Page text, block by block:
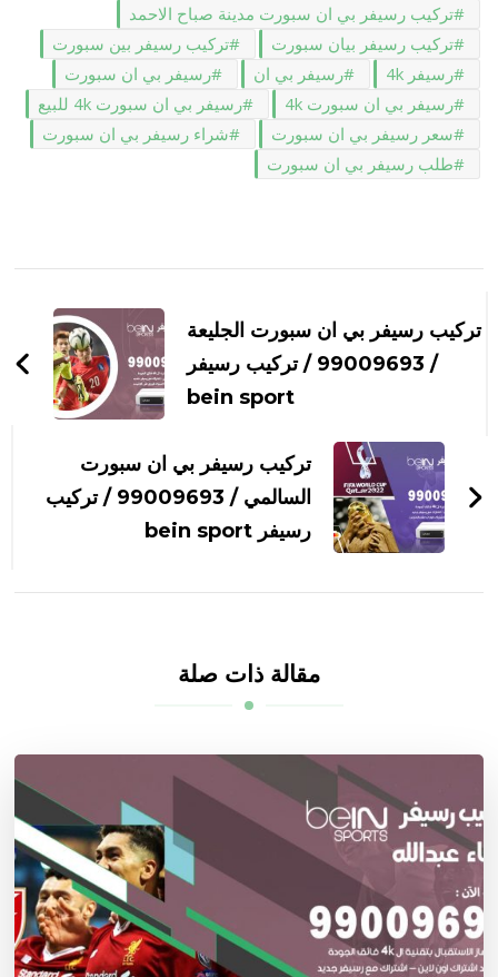
تركيب رسيفر بي ان سبورت مدينة صباح الاحمد
تركيب رسيفر بيان سبورت
تركيب رسيفر بين سبورت
رسيفر 4k
رسيفر بي ان
رسيفر بي ان سبورت
رسيفر بي ان سبورت 4k
رسيفر بي ان سبورت 4k للبيع
سعر رسيفر بي ان سبورت
شراء رسيفر بي ان سبورت
طلب رسيفر بي ان سبورت
بين
التدوينات
تركيب رسيفر بي ان سبورت الجليعة
/ 99009693 / تركيب رسيفر
bein sport
تركيب رسيفر بي ان سبورت
السالمي / 99009693 / تركيب
رسيفر bein sport
مقالة ذات صلة